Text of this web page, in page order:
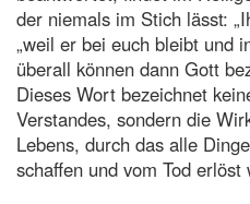
der niemals im Stich lässt:
„weil er bei euch bleibt und
überall können dann Gott
Dieses Wort bezeichnet
Verstandes, sondern die
Lebens, durch das alle
schaffen und vom Tod erlöst